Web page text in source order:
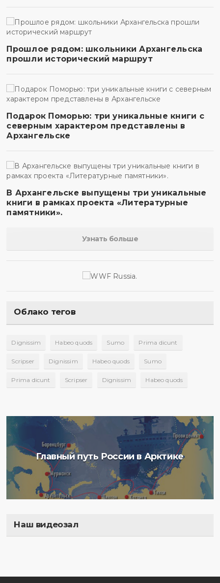
Прошлое рядом: школьники Архангельска
прошли исторический маршрут
Подарок Поморью: три уникальные книги с
северным характером представлены в
Архангельске
В Архангельске выпущены три уникальные
книги в рамках проекта «Литературные
памятники».
Узнать больше
Облако тегов
Dignissim Habeo quods Sumo Prima dicunt
Scripser Dignissim Habeo quods Sumo
Prima dicunt Scripser Dignissim Habeo quods
Главный путь России в Арктике
Наш видеозал